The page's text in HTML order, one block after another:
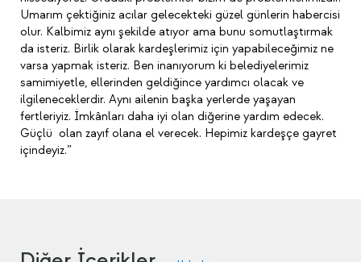
Umarım çektiğiniz acılar gelecekteki güzel günlerin habercisi
olur. Kalbimiz aynı şekilde atıyor ama bunu somutlaştırmak
da isteriz. Birlik olarak kardeşlerimiz için yapabileceğimiz ne
varsa yapmak isteriz. Ben inanıyorum ki belediyelerimiz
samimiyetle, ellerinden geldiğince yardımcı olacak ve
ilgileneceklerdir. Aynı ailenin başka yerlerde yaşayan
fertleriyiz. İmkânları daha iyi olan diğerine yardım edecek.
Güçlü olan zayıf olana el verecek. Hepimiz kardeşçe gayret
içindeyiz.”